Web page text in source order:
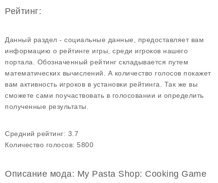
Рейтинг:
Данный раздел - социальные данные, предоставляет вам
информацию о рейтинге игры, среди игроков нашего
портала. Обозначенный рейтинг складывается путем
математических вычислений. А количество голосов покажет
вам активность игроков в установки рейтинга. Так же вы
сможете сами поучаствовать в голосовании и определить
полученные результаты.
Средний рейтинг: 3.7
Количество голосов: 5800
Описание мода: My Pasta Shop: Cooking Game